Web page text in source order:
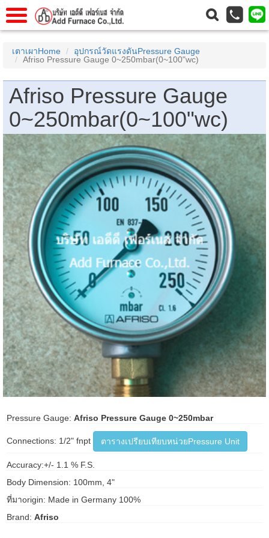
บเราAbout Us
Service
anello
schroder
Fiorentini
เตาเผาHome
อุปกรณ์วัดแรงดันPressure Gauge
Afriso Pressure Gauge 0~250mbar(0~100"wc)
Afriso Pressure Gauge
0~250mbar(0~100"wc)
Pressure Gauge: Afriso Pressure Gauge 0~250mbar
Connections: 1/2" fnpt ตารางเปรียบเทียบหน่วยPressure Unit
Accuracy:+/- 1.1 % F.S.
Body Dimension: 100mm, 4"
ที่มาorigin: Made in Germany 100%
Brand: Afriso